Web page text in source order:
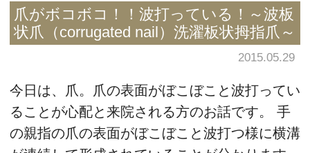
爪がボコボコ！！波打っている！～波板
状爪（corrugated nail）洗濯板状拇指爪～
2015.05.29
今日は、爪。爪の表面がぼこぼこと波打ってい
ることが心配と来院される方のお話です。 手
の親指の爪の表面がぼこぼこと波打つ様に横溝